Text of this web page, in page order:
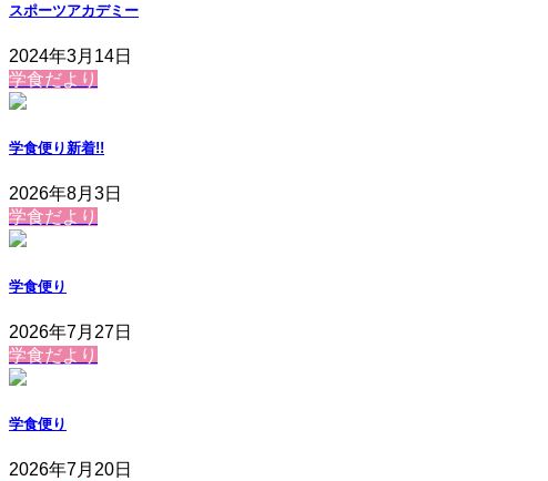
スポーツアカデミー
2024年3月14日
学食だより
学食便り新着!!
2026年8月3日
学食だより
学食便り
2026年7月27日
学食だより
学食便り
2026年7月20日